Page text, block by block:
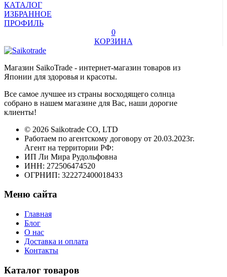
КАТАЛОГ
ИЗБРАННОЕ
ПРОФИЛЬ
0
КОРЗИНА
Магазин SaikoTrade - интернет-магазин товаров из
Японии для здоровья и красоты.
Все самое лучшее из страны восходящего солнца
собрано в нашем магазине для Вас, наши дорогие
клиенты!
© 2026 Saikotrade CO, LTD
Работаем по агентскому договору от 20.03.2023г.
Агент на территории РФ:
ИП Ли Мира Рудольфовна
ИНН: 272506474520
ОГРНИП: 322272400018433
Меню сайта
Главная
Блог
О нас
Доставка и оплата
Контакты
Каталог товаров